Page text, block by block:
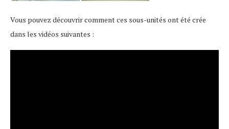
Vous pouvez découvrir comment ces sous-unités ont été crée
dans les vidéos suivantes :